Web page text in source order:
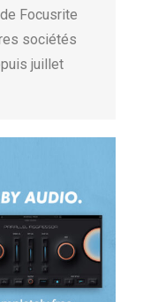
Focusrite
sociétés
juillet